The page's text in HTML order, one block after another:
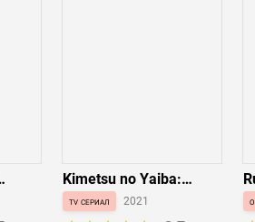
Kimetsu no Yaiba:
Yuukaku-hen
tv сериал 2021